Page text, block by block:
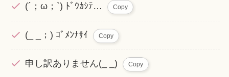
(´；ω；`) ﾄﾞｳｶｼﾃ… Copy
(_ _；) ｺﾞﾒﾝﾅｻｲ Copy
申し訳ありません(_ _) Copy